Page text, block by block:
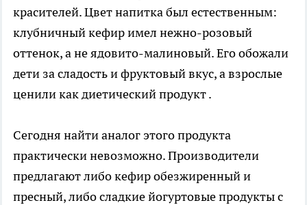
красителей. Цвет напитка был естественным:
клубничный кефир имел нежно-розовый
оттенок, а не ядовито-малиновый. Его обожали
дети за сладость и фруктовый вкус, а взрослые
ценили как диетический продукт .
Сегодня найти аналог этого продукта
практически невозможно. Производители
предлагают либо кефир обезжиренный и
пресный, либо сладкие йогуртовые продукты с